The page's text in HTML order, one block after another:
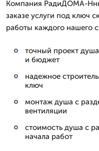
Компания РадиДОМА-Ннн
заказе услуги под ключ
работы каждого нашего
точный проект
и бюджет
надежное
ключ
монтаж душа с
вентиляции
стоимость душа с
начала работ